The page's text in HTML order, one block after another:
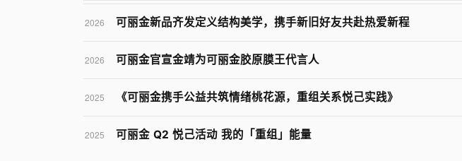
2026 可丽金新品齐发定义结构美学，携手新旧好友共赴热爱新程
2026 可丽金官宣金靖为可丽金胶原膜王代言人
2025 《可丽金携手公益共筑情绪桃花源，重组关系悦己实践》
2025 可丽金 Q2 悦己活动 我的「重组」能量